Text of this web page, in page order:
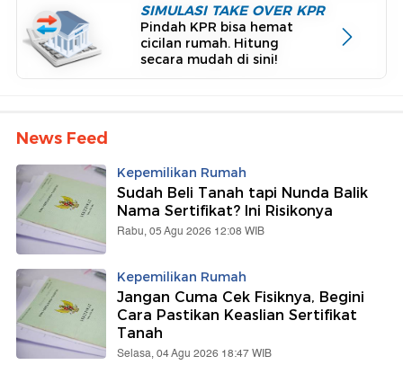
SIMULASI TAKE OVER KPR
Pindah KPR bisa hemat
cicilan rumah. Hitung
secara mudah di sini!
News Feed
Kepemilikan Rumah
Sudah Beli Tanah tapi Nunda Balik
Nama Sertifikat? Ini Risikonya
Rabu, 05 Agu 2026 12:08 WIB
Kepemilikan Rumah
Jangan Cuma Cek Fisiknya, Begini
Cara Pastikan Keaslian Sertifikat
Tanah
Selasa, 04 Agu 2026 18:47 WIB